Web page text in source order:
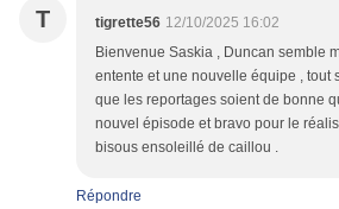
T tigrette56 12/10/2025 16:02
Bienvenue Saskia , Duncan semble
entente et une nouvelle équipe , tout
que les reportages soient de bonne
nouvel épisode et bravo pour le
bisous ensoleillé de caillou .
Répondre